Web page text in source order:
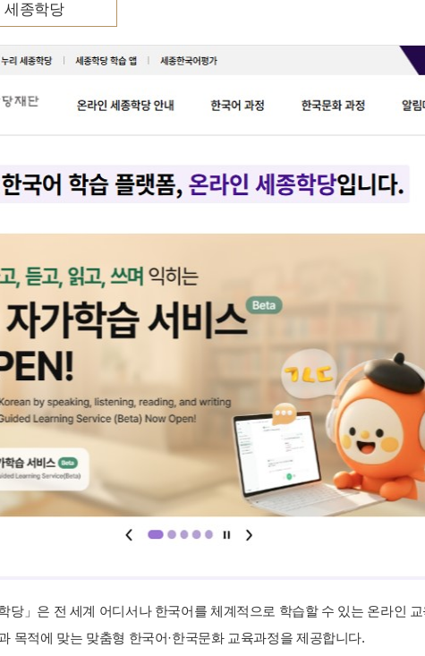
세종학당
당」은 전 세계 어디서나 한국어를 체계적으로 학습할 수 있는 온라인
목적에 맞는 맞춤형 한국어·한국문화 교육과정을 제공합니다.